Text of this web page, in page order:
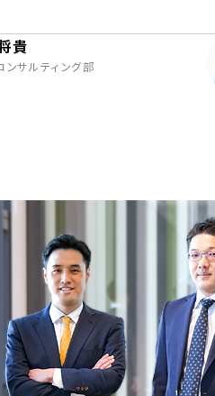
貴
ンサルティング部